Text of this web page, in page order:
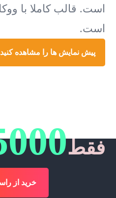
است. قالب کاملا با
است.
پیش نمایش ها را مشاهده کنید
فقط
خرید از